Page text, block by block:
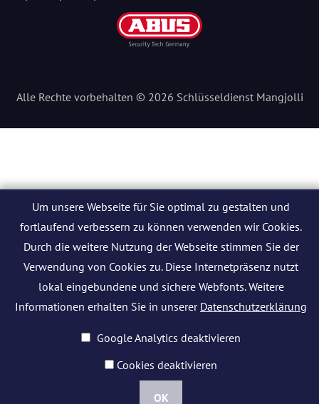
Alle Rechte vorbehalten © 2026 Schlüsseldienst Mangjolli
Um unsere Webseite für Sie optimal zu gestalten und
fortlaufend verbessern zu können verwenden wir Cookies.
Durch die weitere Nutzung der Webseite stimmen Sie der
Verwendung von Cookies zu. Diese Internetpräsenz nutzt
lokal eingebundene und sichere Webfonts. Weitere
Informationen erhalten Sie in unserer Datenschutzerklärung
Google Analytics deaktivieren
Cookies deaktivieren
OK